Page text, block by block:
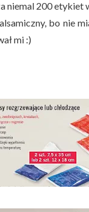
niemal 200
bo nie
mi :)